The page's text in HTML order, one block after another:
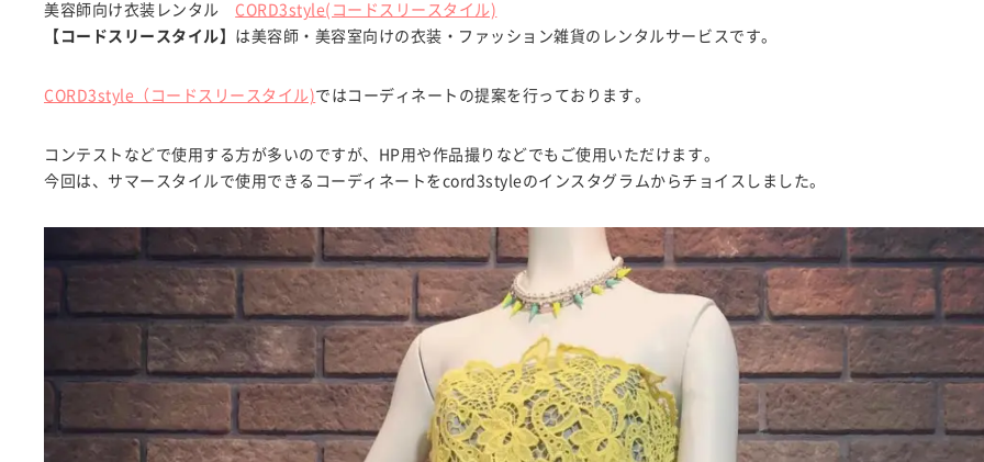
美容師向け衣装レンタル CORD3style(コードスリースタイル)
【コードスリースタイル】 は美容師・美容室向けの衣装・ファッション雑貨のレンタルサービスです。
CORD3style（コードスリースタイル)ではコーディネートの提案を行っております。
コンテストなどで使用する方が多いのですが、HP用や作品撮りなどでもご使用いただけます。
今回は、サマースタイルで使用できるコーディネートをcord3styleのインスタグラムからチョイスしました。